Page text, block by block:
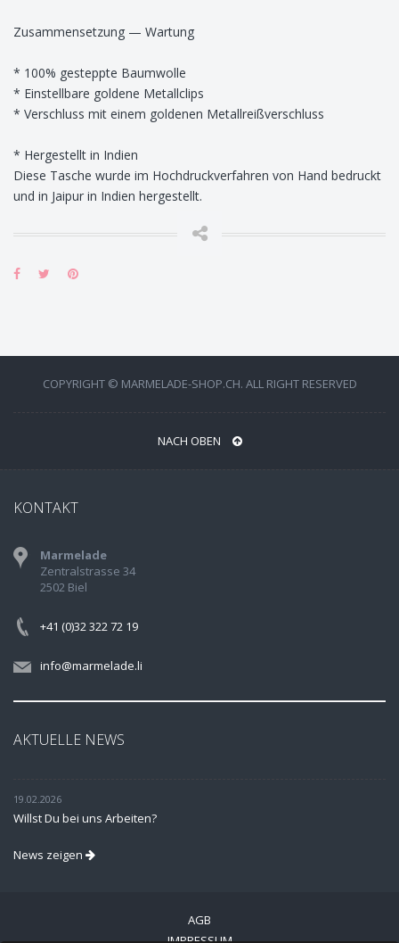
Zusammensetzung — Wartung
* 100% gesteppte Baumwolle
* Einstellbare goldene Metallclips
* Verschluss mit einem goldenen Metallreißverschluss
* Hergestellt in Indien
Diese Tasche wurde im Hochdruckverfahren von Hand bedruckt
und in Jaipur in Indien hergestellt.
COPYRIGHT © MARMELADE-SHOP.CH. ALL RIGHT RESERVED
NACH OBEN
KONTAKT
Marmelade
Zentralstrasse 34
2502 Biel
+41 (0)32 322 72 19
info@marmelade.li
AKTUELLE NEWS
19.02.2026
Willst Du bei uns Arbeiten?
News zeigen
AGB